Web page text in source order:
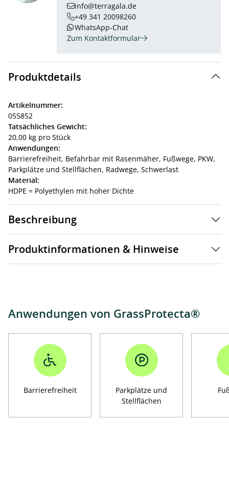
info@terragala.de
+49 341 20098260
WhatsApp-Chat
Zum Kontaktformular
Produktdetails
Artikelnummer:
055852
Tatsächliches Gewicht:
20,00 kg pro Stück
Anwendungen:
Barrierefreiheit, Befahrbar mit Rasenmäher, Fußwege, PKW,
Parkplätze und Stellflächen, Radwege, Schwerlast
Material:
HDPE = Polyethylen mit hoher Dichte
Beschreibung
Produktinformationen & Hinweise
Anwendungen von GrassProtecta®
Barrierefreiheit
Parkplätze und
Stellflächen